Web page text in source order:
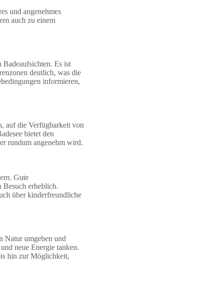
und angenehmes
auch zu einem
Badeaufsichten. Es ist
deutlich, was die
informieren,
auf die Verfügbarkeit von
bietet den
rundum angenehm wird.
Gute
Besuch erheblich.
über kinderfreundliche
Natur umgeben und
neue Energie tanken.
hin zur Möglichkeit,